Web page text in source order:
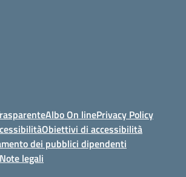
Albo On linePrivacy Policy
Obiettivi di accessibilità
dei pubblici dipendenti
Note legali